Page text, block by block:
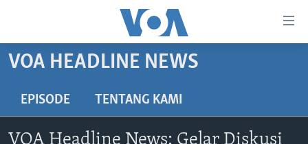
Akses
Utama
DUNIA
VOA HEADLINE NEWS
EPISODE TENTANG KAMI
VOA Headline News: Gelar Diskusi